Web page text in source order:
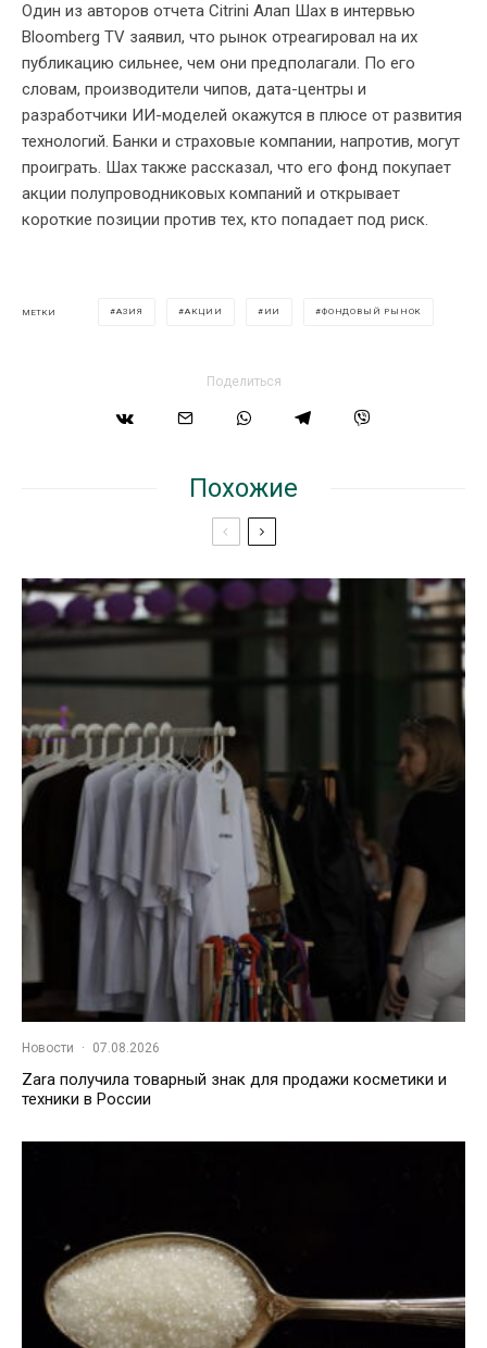
Один из авторов отчета Citrini Алап Шах в интервью
Bloomberg TV заявил, что рынок отреагировал на их
публикацию сильнее, чем они предполагали. По его
словам, производители чипов, дата-центры и
разработчики ИИ-моделей окажутся в плюсе от развития
технологий. Банки и страховые компании, напротив, могут
проиграть. Шах также рассказал, что его фонд покупает
акции полупроводниковых компаний и открывает
короткие позиции против тех, кто попадает под риск.
МЕТКИ АЗИЯ АКЦИИ ИИ ФОНДОВЫЙ РЫНОК
Поделиться
Похожие
Новости · 07.08.2026
Zara получила товарный знак для продажи косметики и
техники в России